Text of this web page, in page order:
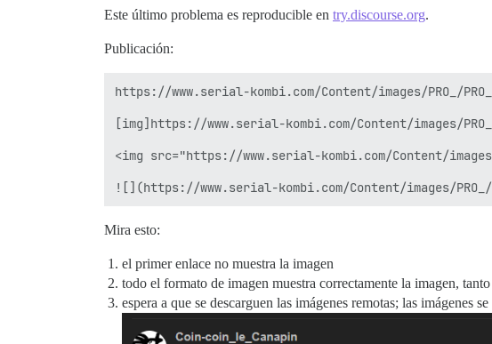
Este último problema es reproducible en try.discourse.org.
Publicación:
https://www.serial-kombi.com/Content/images/PRO_/
[img]https://www.serial-kombi.com/Content/images/
<img src="https://www.serial-kombi.com/Content/images/
Mira esto:
el primer enlace no muestra la imagen
todo el formato de imagen muestra correctamente la imagen,
espera a que se descarguen las imágenes remotas; las imágenes